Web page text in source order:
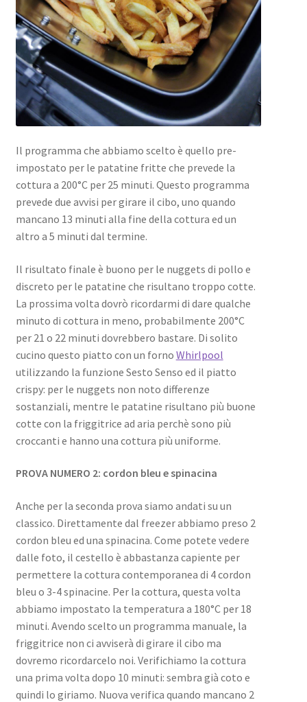
Il programma che abbiamo scelto è quello pre-
impostato per le patatine fritte che prevede la
cottura a 200°C per 25 minuti. Questo programma
prevede due avvisi per girare il cibo, uno quando
mancano 13 minuti alla fine della cottura ed un
altro a 5 minuti dal termine.
Il risultato finale è buono per le nuggets di pollo e
discreto per le patatine che risultano troppo cotte.
La prossima volta dovrò ricordarmi di dare qualche
minuto di cottura in meno, probabilmente 200°C
per 21 o 22 minuti dovrebbero bastare. Di solito
cucino questo piatto con un forno Whirlpool
utilizzando la funzione Sesto Senso ed il piatto
crispy: per le nuggets non noto differenze
sostanziali, mentre le patatine risultano più buone
cotte con la friggitrice ad aria perchè sono più
croccanti e hanno una cottura più uniforme.
PROVA NUMERO 2: cordon bleu e spinacina
Anche per la seconda prova siamo andati su un
classico. Direttamente dal freezer abbiamo preso 2
cordon bleu ed una spinacina. Come potete vedere
dalle foto, il cestello è abbastanza capiente per
permettere la cottura contemporanea di 4 cordon
bleu o 3-4 spinacine. Per la cottura, questa volta
abbiamo impostato la temperatura a 180°C per 18
minuti. Avendo scelto un programma manuale, la
friggitrice non ci avviserà di girare il cibo ma
dovremo ricordarcelo noi. Verifichiamo la cottura
una prima volta dopo 10 minuti: sembra già coto e
quindi lo giriamo. Nuova verifica quando mancano 2